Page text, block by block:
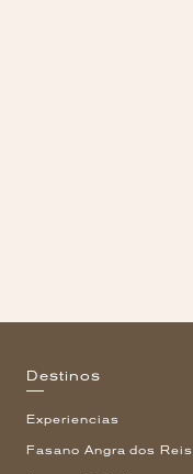
Destinos
Experiencias
Fasano Angra dos Reis